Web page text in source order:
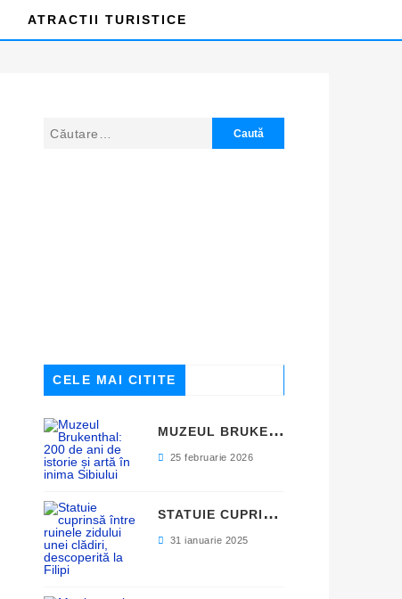
ATRACTII TURISTICE
CELE MAI CITITE
M
UZEUL BRUKENTHAL: 200 DE ANI DE ISTORIE ȘI ARTĂ ÎN INIMA SIBIULUI
25 februarie 2026
S
TATUIE CUPRINSĂ ÎNTRE RUINELE ZIDULUI UNEI CLĂDIRI, DESCOPERITĂ LA FILIPI
31 ianuarie 2025